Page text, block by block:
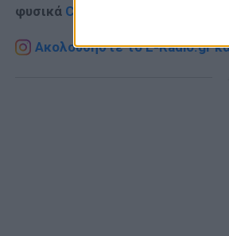
φυσικά Celebrities
Ακολουθήστε το E-Radio.gr